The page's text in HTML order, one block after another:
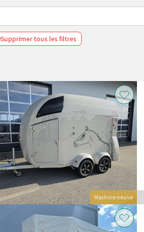
Supprimer tous les filtres
Machine neuve